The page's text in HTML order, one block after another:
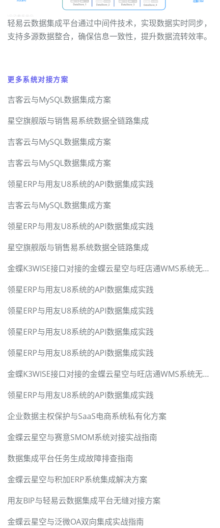
轻易云数据集成平台通过中间件技术，实现数据实时同步，
支持多源数据整合，确保信息一致性，提升数据流转效率。
更多系统对接方案
吉客云与MySQL数据集成方案
星空旗舰版与销售易系统数据全链路集成
吉客云与MySQL数据集成方案
吉客云与MySQL数据集成方案
领星ERP与用友U8系统的API数据集成实践
吉客云与MySQL数据集成方案
领星ERP与用友U8系统的API数据集成实践
星空旗舰版与销售易系统数据全链路集成
金蝶K3WISE接口对接的金蝶云星空与旺店通WMS系统无缝集成方案
领星ERP与用友U8系统的API数据集成实践
领星ERP与用友U8系统的API数据集成实践
领星ERP与用友U8系统的API数据集成实践
领星ERP与用友U8系统的API数据集成实践
金蝶K3WISE接口对接的金蝶云星空与旺店通WMS系统无缝集成方案
领星ERP与用友U8系统的API数据集成实践
企业数据主权保护与SaaS电商系统私有化方案
金蝶云星空与赛意SMOM系统对接实战指南
数据集成平台任务生成故障排查指南
金蝶云星空与积加ERP系统集成解决方案
用友BIP与轻易云数据集成平台无缝对接方案
金蝶云星空与泛微OA双向集成实战指南